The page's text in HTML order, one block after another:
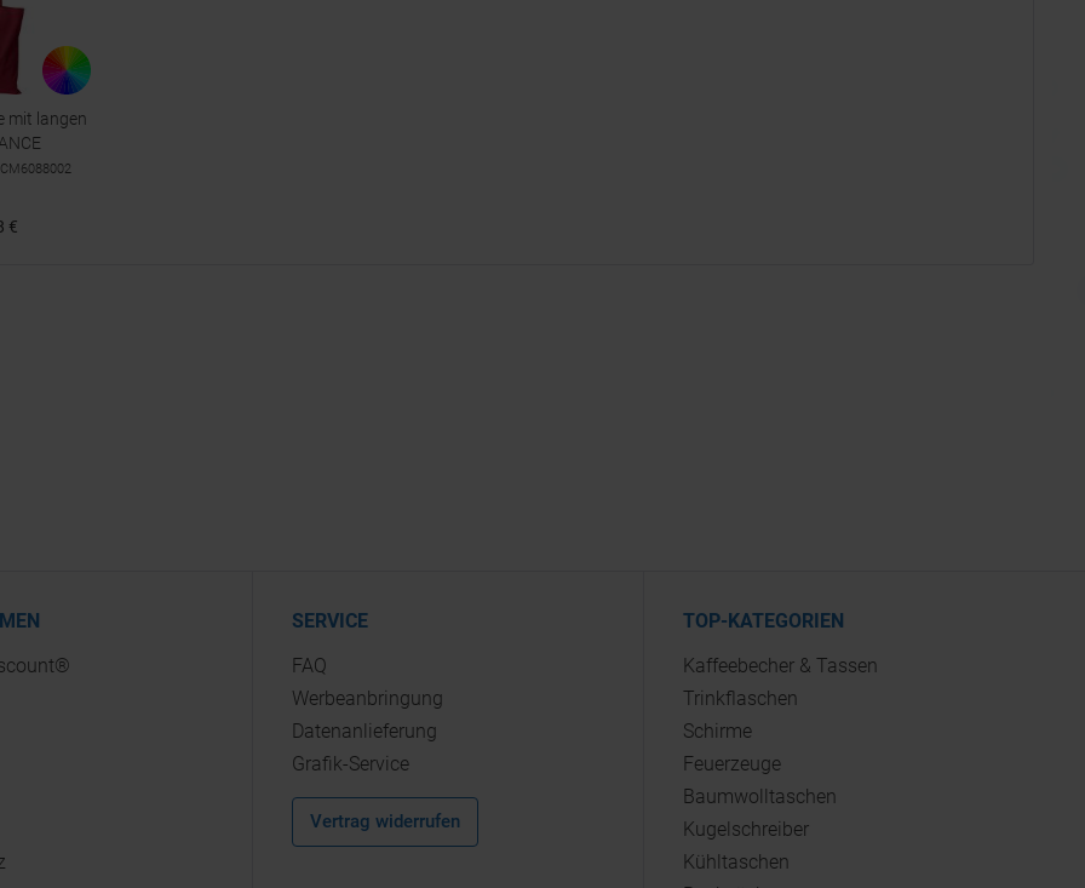
mit langen
€
SERVICE
FAQ
Werbeanbringung
Datenanlieferung
Grafik-Service
Vertrag widerrufen
TOP-KATEGORIEN
Kaffeebecher & Tassen
Trinkflaschen
Schirme
Feuerzeuge
Baumwolltaschen
Kugelschreiber
Kühltaschen